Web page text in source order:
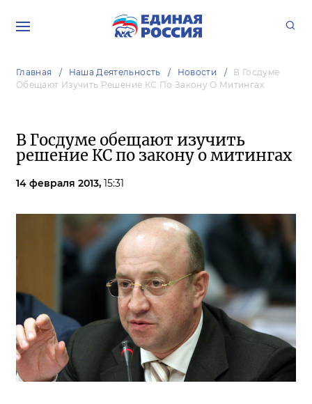
Главная Наша Деятельность Новости
В Госдуме
Обещают Изучить Решение КС По Закону О Митингах
В Госдуме обещают изучить
решение КС по закону о митингах
14 февраля 2013, 15:31